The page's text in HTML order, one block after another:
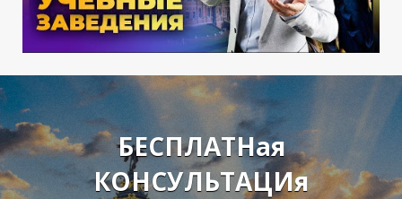
БЕСПЛАТНая
КОНСУЛЬТАЦИя